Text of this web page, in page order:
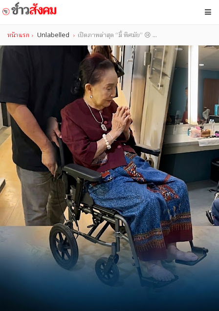
หน้าแรก Unlabelled เปิดภาพล่าสุด “มี้ พิศมัย” 😢 ...